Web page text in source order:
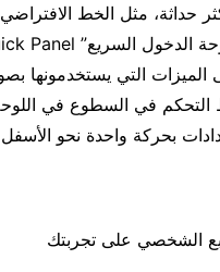
حداثة، مثل الخط الافتراضي
التي يستخدمونها
في السطوع في
بحركة واحدة نحو الأسفل
الشخصي على تجربتك